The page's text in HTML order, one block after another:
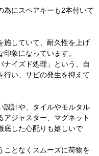
為にスペアキーも2本付いて
施していて、耐久性を上げ
象になっています。
ナイズド処理」という、自
行い、サビの発生を抑えて
設計や、タイルやモルタル
ジャスター、マグネット
底した心配りも嬉しいで
ことなくスムーズに荷物を